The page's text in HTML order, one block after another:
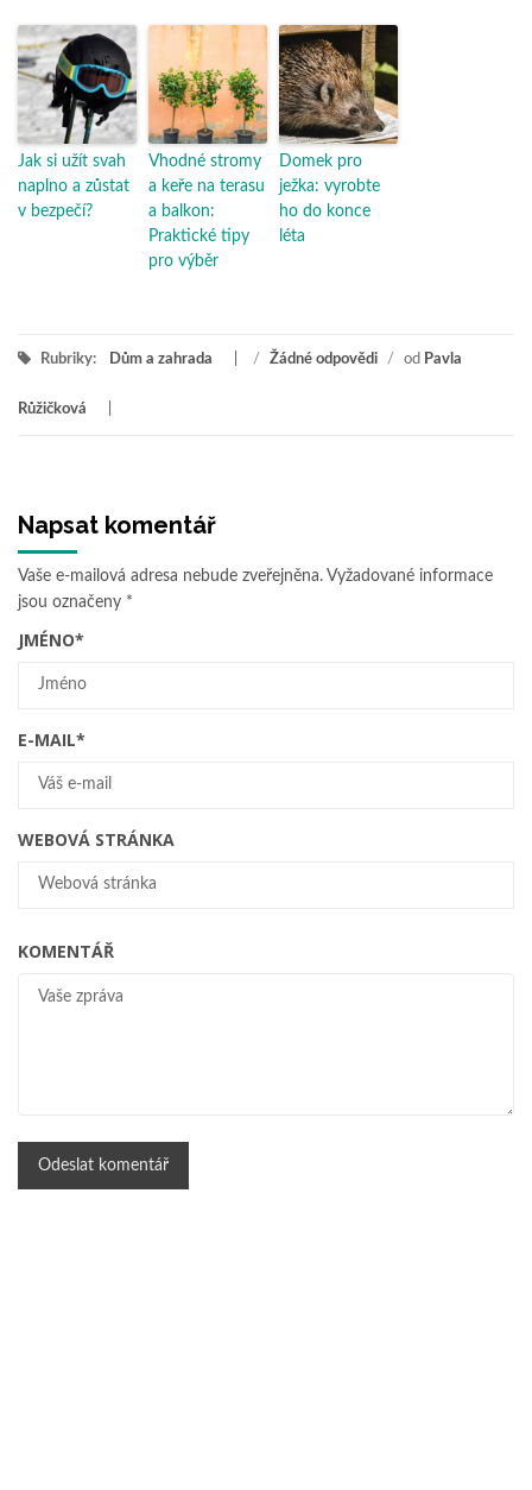
Jak si užít svah
naplno a zůstat
v bezpečí?
Vhodné stromy
a keře na terasu
a balkon:
Praktické tipy
pro výběr
Domek pro
ježka: vyrobte
ho do konce
léta
Rubriky: Dům a zahrada / Žádné odpovědi / od Pavla
Růžičková
Napsat komentář
Vaše e-mailová adresa nebude zveřejněna. Vyžadované informace
jsou označeny *
JMÉNO*
E-MAIL*
WEBOVÁ STRÁNKA
KOMENTÁŘ